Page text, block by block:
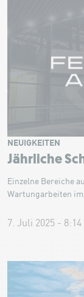
Jährliche
NEUIGKEITEN
Einzelne Bereiche
Wartungarbeiten
7. Juli 2025 - 8:14